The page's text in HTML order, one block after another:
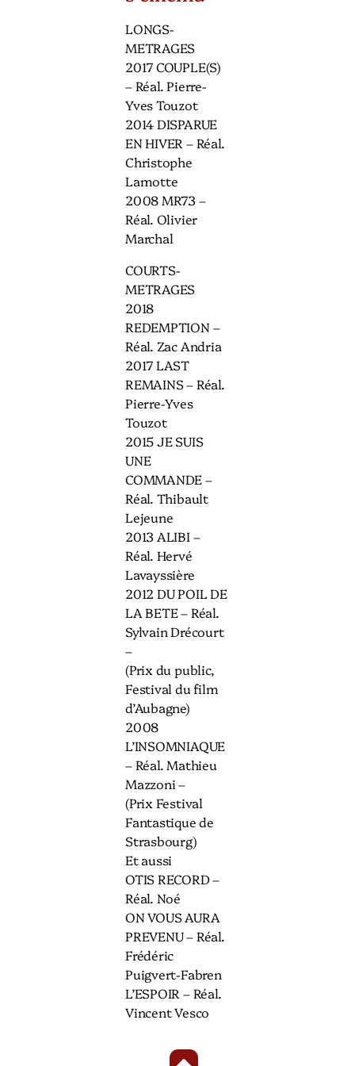
LONGS-
METRAGES
2017 COUPLE(S)
– Réal. Pierre-
Yves Touzot
2014 DISPARUE
EN HIVER – Réal.
Christophe
Lamotte
2008 MR73 –
Réal. Olivier
Marchal
COURTS-
METRAGES
2018
REDEMPTION –
Réal. Zac Andria
2017 LAST
REMAINS – Réal.
Pierre-Yves
Touzot
2015 JE SUIS
UNE
COMMANDE –
Réal. Thibault
Lejeune
2013 ALIBI –
Réal. Hervé
Lavayssière
2012 DU POIL DE
LA BETE – Réal.
Sylvain Drécourt
–
(Prix du public,
Festival du film
d’Aubagne)
2008
L’INSOMNIAQUE
– Réal. Mathieu
Mazzoni –
(Prix Festival
Fantastique de
Strasbourg)
Et aussi
OTIS RECORD –
Réal. Noé
ON VOUS AURA
PREVENU – Réal.
Frédéric
Puigvert-Fabren
L’ESPOIR – Réal.
Vincent Vesco